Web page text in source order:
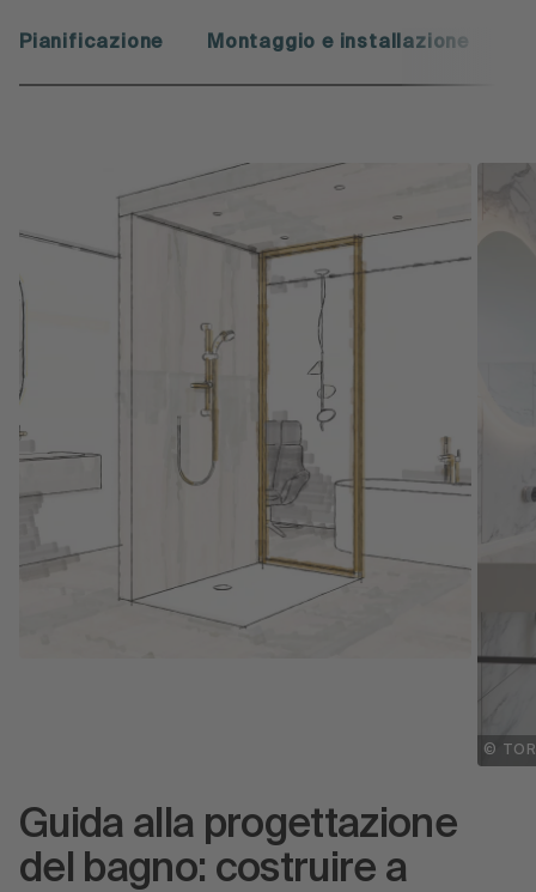
Pianificazione Montaggio e installazione
©
Guida alla progettazione
del bagno: costruire a